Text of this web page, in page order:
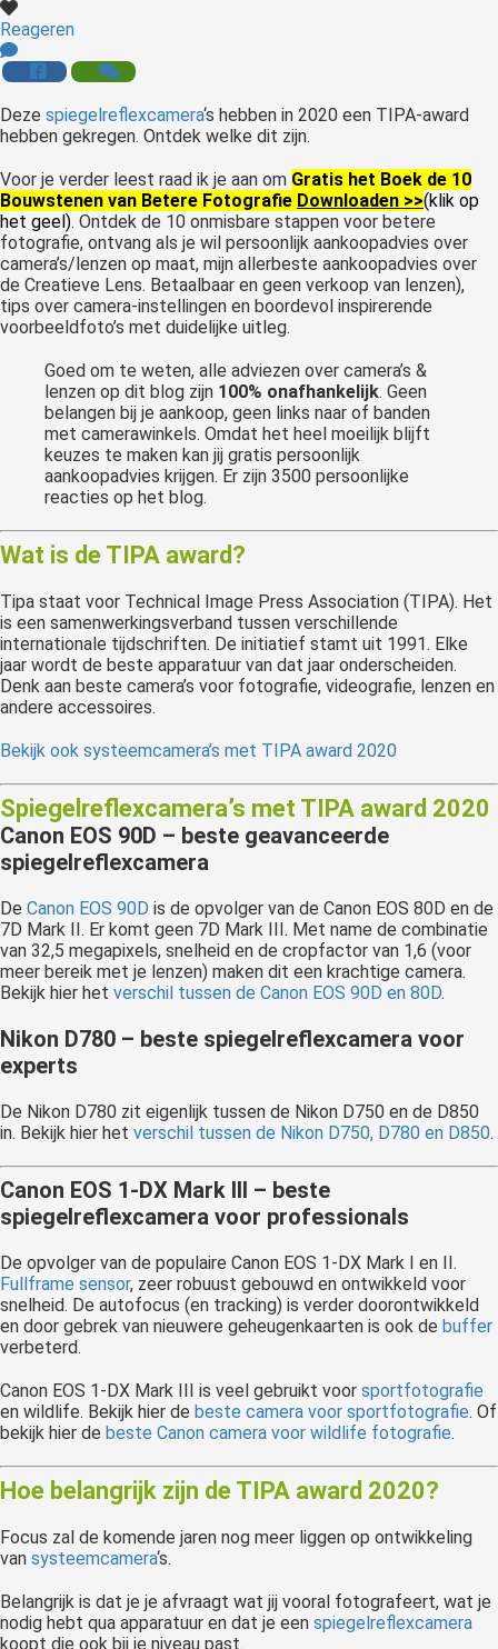
Reageren
Deze spiegelreflexcamera‘s hebben in 2020 een TIPA-award
hebben gekregen. Ontdek welke dit zijn.
Voor je verder leest raad ik je aan om Gratis het Boek de 10
Bouwstenen van Betere Fotografie Downloaden >>(klik op
het geel). Ontdek de 10 onmisbare stappen voor betere
fotografie, ontvang als je wil persoonlijk aankoopadvies over
camera’s/lenzen op maat, mijn allerbeste aankoopadvies over
de Creatieve Lens. Betaalbaar en geen verkoop van lenzen),
tips over camera-instellingen en boordevol inspirerende
voorbeeldfoto’s met duidelijke uitleg.
Goed om te weten, alle adviezen over camera’s &
lenzen op dit blog zijn 100% onafhankelijk. Geen
belangen bij je aankoop, geen links naar of banden
met camerawinkels. Omdat het heel moeilijk blijft
keuzes te maken kan jij gratis persoonlijk
aankoopadvies krijgen. Er zijn 3500 persoonlijke
reacties op het blog.
Wat is de TIPA award?
Tipa staat voor Technical Image Press Association (TIPA). Het
is een samenwerkingsverband tussen verschillende
internationale tijdschriften. De initiatief stamt uit 1991. Elke
jaar wordt de beste apparatuur van dat jaar onderscheiden.
Denk aan beste camera’s voor fotografie, videografie, lenzen en
andere accessoires.
Bekijk ook systeemcamera’s met TIPA award 2020
Spiegelreflexcamera’s met TIPA award 2020
Canon EOS 90D – beste geavanceerde
spiegelreflexcamera
De Canon EOS 90D is de opvolger van de Canon EOS 80D en de
7D Mark II. Er komt geen 7D Mark III. Met name de combinatie
van 32,5 megapixels, snelheid en de cropfactor van 1,6 (voor
meer bereik met je lenzen) maken dit een krachtige camera.
Bekijk hier het verschil tussen de Canon EOS 90D en 80D.
Nikon D780 – beste spiegelreflexcamera voor
experts
De Nikon D780 zit eigenlijk tussen de Nikon D750 en de D850
in. Bekijk hier het verschil tussen de Nikon D750, D780 en D850.
Canon EOS 1-DX Mark III – beste
spiegelreflexcamera voor professionals
De opvolger van de populaire Canon EOS 1-DX Mark I en II.
Fullframe sensor, zeer robuust gebouwd en ontwikkeld voor
snelheid. De autofocus (en tracking) is verder doorontwikkeld
en door gebrek van nieuwere geheugenkaarten is ook de buffer
verbeterd.
Canon EOS 1-DX Mark III is veel gebruikt voor sportfotografie
en wildlife. Bekijk hier de beste camera voor sportfotografie. Of
bekijk hier de beste Canon camera voor wildlife fotografie.
Hoe belangrijk zijn de TIPA award 2020?
Focus zal de komende jaren nog meer liggen op ontwikkeling
van systeemcamera‘s.
Belangrijk is dat je je afvraagt wat jij vooral fotografeert, wat je
nodig hebt qua apparatuur en dat je een spiegelreflexcamera
koopt die ook bij je niveau past.